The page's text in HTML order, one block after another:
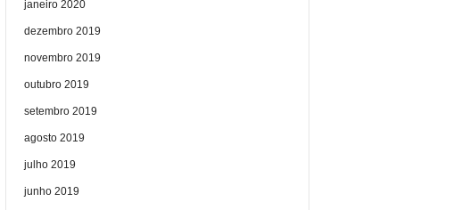
janeiro 2020
dezembro 2019
novembro 2019
outubro 2019
setembro 2019
agosto 2019
julho 2019
junho 2019